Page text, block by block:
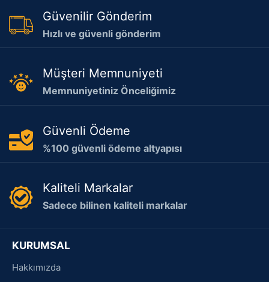
Güvenilir Gönderim
Hızlı ve güvenli gönderim
Müşteri Memnuniyeti
Memnuniyetiniz Önceliğimiz
Güvenli Ödeme
%100 güvenli ödeme altyapısı
Kaliteli Markalar
Sadece bilinen kaliteli markalar
KURUMSAL
Hakkımızda